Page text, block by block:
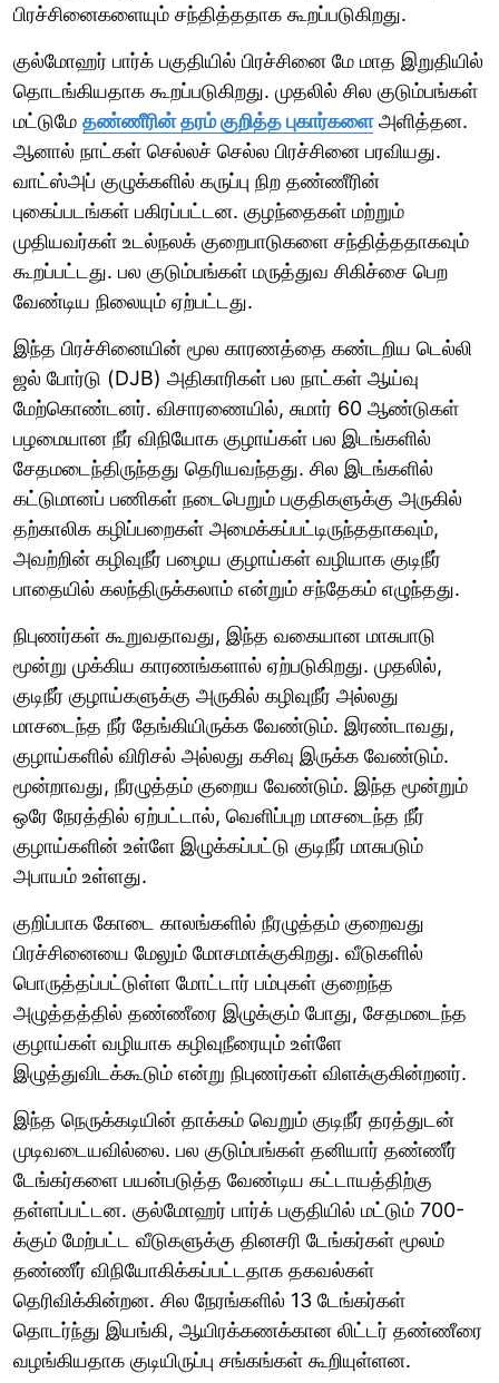
பிரச்சினைகளையும் சந்தித்ததாக கூறப்படுகிறது.
குல்மோஹர் பார்க் பகுதியில் பிரச்சினை மே மாத இறுதியில்
தொடங்கியதாக கூறப்படுகிறது. முதலில் சில குடும்பங்கள்
மட்டுமே தண்ணீரின் தரம் குறித்த புகார்களைஅளித்தன.
ஆனால் நாட்கள் செல்லச் செல்ல பிரச்சினை பரவியது.
வாட்ஸ்அப் குழுக்களில் கருப்பு நிற தண்ணீரின்
புகைப்படங்கள் பகிரப்பட்டன. குழந்தைகள் மற்றும்
முதியவர்கள் உடல்நலக் குறைபாடுகளை சந்தித்ததாகவும்
கூறப்பட்டது. பல குடும்பங்கள் மருத்துவ சிகிச்சை பெற
வேண்டிய நிலையும் ஏற்பட்டது.
இந்த பிரச்சினையின் மூல காரணத்தை கண்டறிய டெல்லி
ஜல் போர்டு (DJB) அதிகாரிகள் பல நாட்கள் ஆய்வு
மேற்கொண்டனர். விசாரணையில், சுமார் 60 ஆண்டுகள்
பழமையான நீர் விநியோக குழாய்கள் பல இடங்களில்
சேதமடைந்திருந்தது தெரியவந்தது. சில இடங்களில்
கட்டுமானப் பணிகள் நடைபெறும் பகுதிகளுக்கு அருகில்
தற்காலிக கழிப்பறைகள் அமைக்கப்பட்டிருந்ததாகவும்,
அவற்றின் கழிவுநீர் பழைய குழாய்கள் வழியாக குடிநீர்
பாதையில் கலந்திருக்கலாம் என்றும் சந்தேகம் எழுந்தது.
நிபுணர்கள் கூறுவதாவது, இந்த வகையான மாசுபாடு
மூன்று முக்கிய காரணங்களால் ஏற்படுகிறது. முதலில்,
குடிநீர் குழாய்களுக்கு அருகில் கழிவுநீர் அல்லது
மாசடைந்த நீர் தேங்கியிருக்க வேண்டும். இரண்டாவது,
குழாய்களில் விரிசல் அல்லது கசிவு இருக்க வேண்டும்.
மூன்றாவது, நீரழுத்தம் குறைய வேண்டும். இந்த மூன்றும்
ஒரே நேரத்தில் ஏற்பட்டால், வெளிப்புற மாசடைந்த நீர்
குழாய்களின் உள்ளே இழுக்கப்பட்டு குடிநீர் மாசுபடும்
அபாயம் உள்ளது.
குறிப்பாக கோடை காலங்களில் நீரழுத்தம் குறைவது
பிரச்சினையை மேலும் மோசமாக்குகிறது. வீடுகளில்
பொருத்தப்பட்டுள்ள மோட்டார் பம்புகள் குறைந்த
அழுத்தத்தில் தண்ணீரை இழுக்கும் போது, சேதமடைந்த
குழாய்கள் வழியாக கழிவுநீரையும் உள்ளே
இழுத்துவிடக்கூடும் என்று நிபுணர்கள் விளக்குகின்றனர்.
இந்த நெருக்கடியின் தாக்கம் வெறும் குடிநீர் தரத்துடன்
முடிவடையவில்லை. பல குடும்பங்கள் தனியார் தண்ணீர்
டேங்கர்களை பயன்படுத்த வேண்டிய கட்டாயத்திற்கு
தள்ளப்பட்டன. குல்மோஹர் பார்க் பகுதியில் மட்டும் 700-
க்கும் மேற்பட்ட வீடுகளுக்கு தினசரி டேங்கர்கள் மூலம்
தண்ணீர் விநியோகிக்கப்பட்டதாக தகவல்கள்
தெரிவிக்கின்றன. சில நேரங்களில் 13 டேங்கர்கள்
தொடர்ந்து இயங்கி, ஆயிரக்கணக்கான லிட்டர் தண்ணீரை
வழங்கியதாக குடியிருப்பு சங்கங்கள் கூறியுள்ளன.